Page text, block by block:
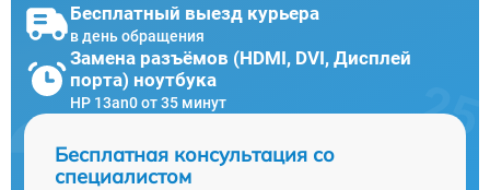
Бесплатный выезд курьера
в день обращения
Замена разъёмов (HDMI, DVI, Дисплей
порта) ноутбука
HP 13an0 от 35 минут
Бесплатная консультация со
специалистом